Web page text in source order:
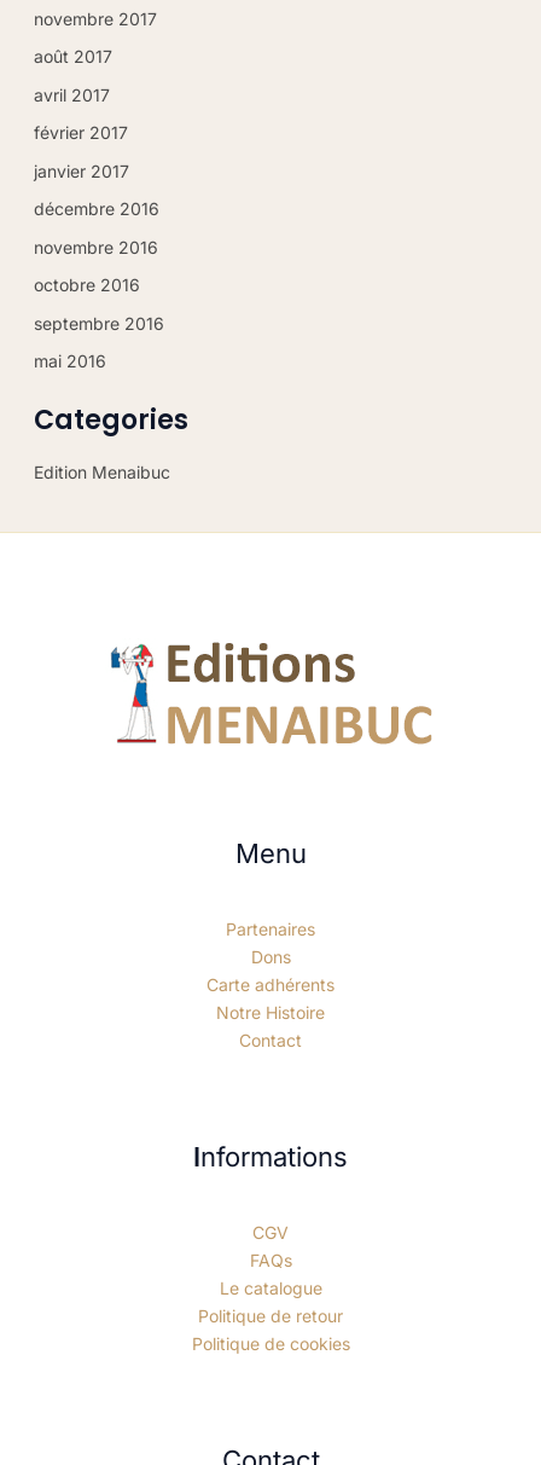
vous étiez un(e) ancien(ne) abonné(e)
afin de mettre à jour votre profil client.
novembre 2017
août 2017
avril 2017
février 2017
janvier 2017
décembre 2016
novembre 2016
octobre 2016
septembre 2016
mai 2016
Categories
Edition Menaibuc
Menu
Partenaires
Dons
Carte adhérents
Notre Histoire
Contact
Informations
CGV
FAQs
Le catalogue
Politique de retour
Politique de cookies